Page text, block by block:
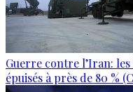
Guerre contre l’Iran:
épuisés à près de 80 %